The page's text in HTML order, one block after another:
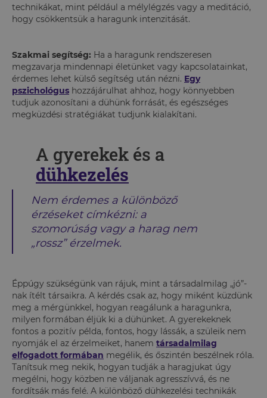
technikákat, mint például a mélylégzés vagy a meditáció,
hogy csökkentsük a haragunk intenzitását.
Szakmai segítség: Ha a haragunk rendszeresen
megzavarja mindennapi életünket vagy kapcsolatainkat,
érdemes lehet külső segítség után nézni. Egy
pszichológus hozzájárulhat ahhoz, hogy könnyebben
tudjuk azonosítani a dühünk forrását, és egészséges
megküzdési stratégiákat tudjunk kialakítani.
A gyerekek és a
dühkezelés
Nem érdemes a különböző
érzéseket címkézni: a
szomorúság vagy a harag nem
„rossz” érzelmek.
Éppúgy szükségünk van rájuk, mint a társadalmilag „jó”-
nak ítélt társaikra. A kérdés csak az, hogy miként küzdünk
meg a mérgünkkel, hogyan reagálunk a haragunkra,
milyen formában éljük ki a dühünket. A gyerekeknek
fontos a pozitív példa, fontos, hogy lássák, a szüleik nem
nyomják el az érzelmeiket, hanem társadalmilag
elfogadott formában megélik, és őszintén beszélnek róla.
Tanítsuk meg nekik, hogyan tudják a haragjukat úgy
megélni, hogy közben ne váljanak agresszívvá, és ne
fordítsák más felé. A különböző dühkezelési technikák